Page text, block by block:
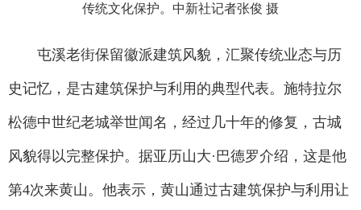
传统文化保护。中新社记者张俊 摄
屯溪老街保留徽派建筑风貌，汇聚传统业态与历
史记忆，是古建筑保护与利用的典型代表。施特拉尔
松德中世纪老城举世闻名，经过几十年的修复，古城
风貌得以完整保护。据亚历山大·巴德罗介绍，这是他
第4次来黄山。他表示，黄山通过古建筑保护与利用让